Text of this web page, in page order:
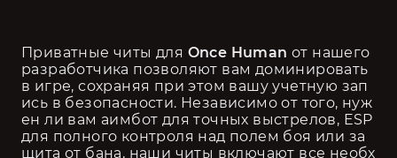
Приватные читы для Once Human от нашего
разработчика позволяют вам доминировать
в игре, сохраняя при этом вашу учетную зап
ись в безопасности. Независимо от того, нуж
ен ли вам аимбот для точных выстрелов, ESP
для полного контроля над полем боя или за
щита от бана, наши читы включают все необх